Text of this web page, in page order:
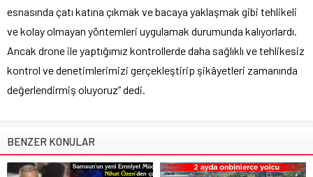
esnasında çatı katına çıkmak ve bacaya yaklaşmak gibi tehlikeli
ve kolay olmayan yöntemleri uygulamak durumunda kalıyorlardı.
Ancak drone ile yaptığımız kontrollerde daha sağlıklı ve tehlikesiz
kontrol ve denetimlerimizi gerçekleştirip şikâyetleri zamanında
değerlendirmiş oluyoruz” dedi.
BENZER KONULAR